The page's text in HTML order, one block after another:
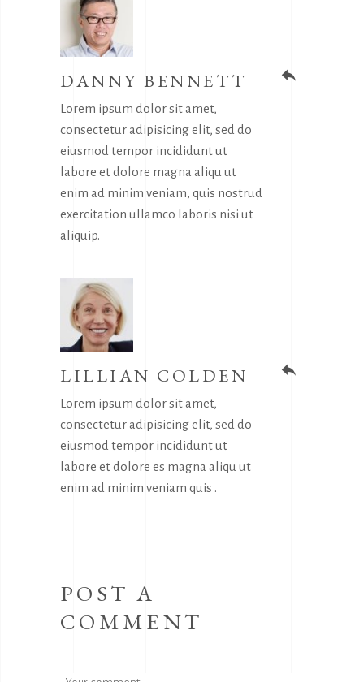
reply
DANNY BENNETT
Lorem ipsum dolor sit amet,
consectetur adipisicing elit, sed do
eiusmod tempor incididunt ut
labore et dolore magna aliqu ut
enim ad minim veniam, quis nostrud
exercitation ullamco laboris nisi ut
aliquip.
reply
LILLIAN COLDEN
Lorem ipsum dolor sit amet,
consectetur adipisicing elit, sed do
eiusmod tempor incididunt ut
labore et dolore es magna aliqu ut
enim ad minim veniam quis .
POST A
COMMENT